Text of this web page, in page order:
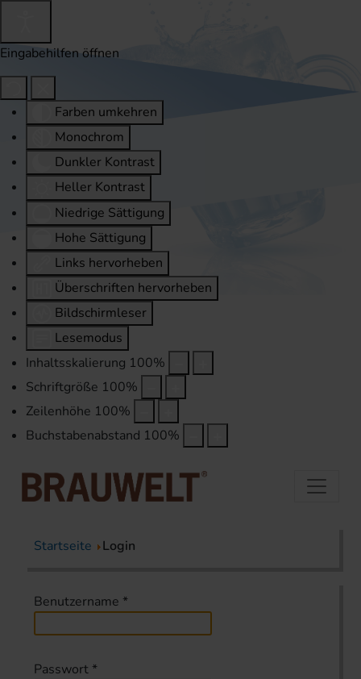
Eingabehilfen öffnen
Farben umkehren
Monochrom
Dunkler Kontrast
Heller Kontrast
Niedrige Sättigung
Hohe Sättigung
Links hervorheben
Überschriften hervorheben
Bildschirmleser
Lesemodus
Inhaltsskalierung 100%
Schriftgröße 100%
Zeilenhöhe 100%
Buchstabenabstand 100%
Startseite Login
Benutzername *
Passwort *